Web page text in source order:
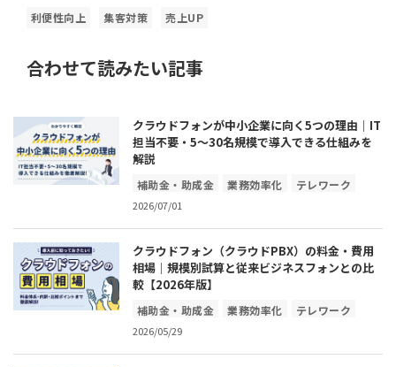
利便性向上 集客対策 売上UP
合わせて読みたい記事
クラウドフォンが中小企業に向く5つの理由｜IT
担当不要・5〜30名規模で導入できる仕組みを
解説
補助金・助成金 業務効率化
テレワーク
コスト削減
2026/07/01
クラウドフォン（クラウドPBX）の料金・費用
相場｜規模別試算と従来ビジネスフォンとの比
較【2026年版】
補助金・助成金 業務効率化
テレワーク
コスト削減
2026/05/29